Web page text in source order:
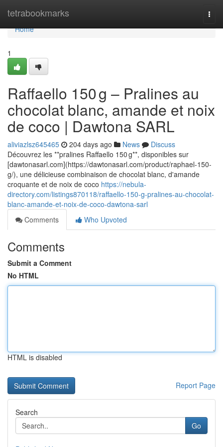
tetrabookmarks
Home
Home
1
Raffaello 150 g – Pralines au
chocolat blanc, amande et noix
de coco | Dawtona SARL
aliviazlsz645465 204 days ago News
Discuss
Découvrez les **pralines Raffaello 150 g**, disponibles sur
[dawtonasarl.com](https://dawtonasarl.com/product/raphael-150-
g/), une délicieuse combinaison de chocolat blanc, d'amande
croquante et de noix de coco https://nebula-
directory.com/listings870118/raffaello-150-g-pralines-au-chocolat-
blanc-amande-et-noix-de-coco-dawtona-sarl
Comments
Who Upvoted
Comments
Submit a Comment
No HTML
HTML is disabled
Report Page
Search
Go